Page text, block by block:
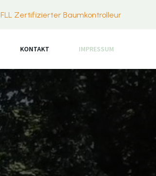
FLL Zertifizierter Baumkontrolleur
KONTAKT IMPRESSUM